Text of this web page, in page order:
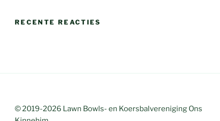
RECENTE REACTIES
© 2019-2026 Lawn Bowls- en Koersbalvereniging Ons